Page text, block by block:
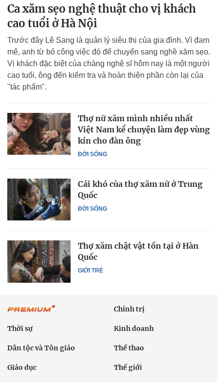
Ca xăm sẹo nghệ thuật cho vị khách
cao tuổi ở Hà Nội
Trước đây Lê Sang là quản lý siêu thị của gia đình. Vì đam
mê, anh từ bỏ công việc đó để chuyển sang nghề xăm sẹo.
Vị khách đặc biệt của chàng nghệ sĩ hôm nay là một người
cao tuổi, ông đến kiểm tra và hoàn thiện phần còn lại của
"tác phẩm".
ĐỜI SỐNG
Thợ nữ xăm mình nhiều nhất
Việt Nam kể chuyện làm đẹp vùng
kín cho đàn ông
ĐỜI SỐNG
Cái khó của thợ xăm nữ ở Trung
Quốc
GIỚI TRẺ
Thợ xăm chật vật tồn tại ở Hàn
Quốc
Chính trị
Thời sự Kinh doanh
Dân tộc và Tôn giáo Thể thao
Giáo dục Thế giới